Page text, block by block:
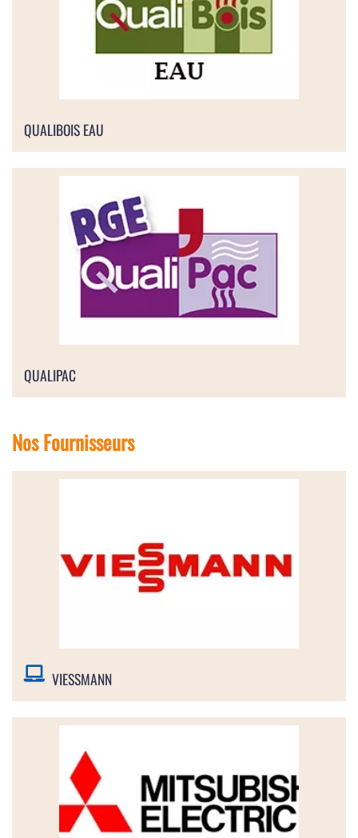
QUALIBOIS EAU
QUALIPAC
Nos Fournisseurs
VIESSMANN